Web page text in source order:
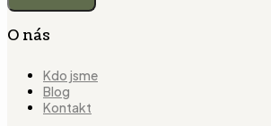
O nás
Kdo jsme
Blog
Kontakt